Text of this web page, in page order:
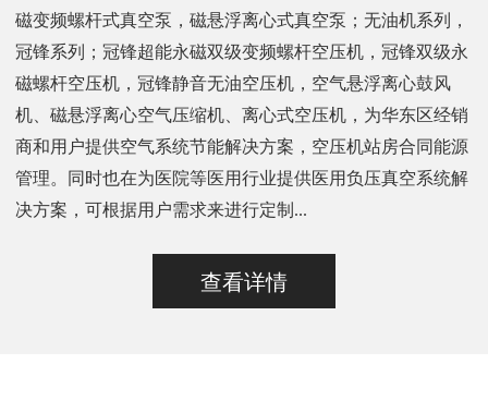
磁变频螺杆式真空泵，磁悬浮离心式真空泵；无油机系列，
冠锋系列；冠锋超能永磁双级变频螺杆空压机，冠锋双级永
磁螺杆空压机，冠锋静音无油空压机，空气悬浮离心鼓风
机、磁悬浮离心空气压缩机、离心式空压机，为华东区经销
商和用户提供空气系统节能解决方案，空压机站房合同能源
管理。同时也在为医院等医用行业提供医用负压真空系统解
决方案，可根据用户需求来进行定制...
查看详情